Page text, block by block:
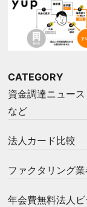
CATEGORY
資金調達ニュー
など
法人カード比較
ファクタリング
年会費無料法人